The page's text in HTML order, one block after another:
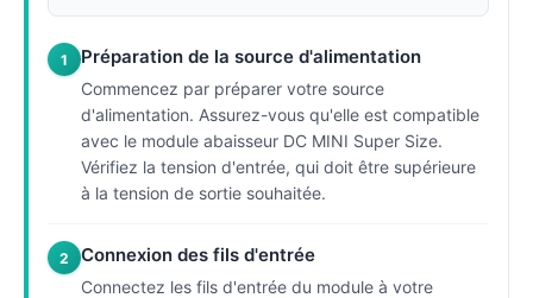
1 Préparation de la source d'alimentation
Commencez par préparer votre source
d'alimentation. Assurez-vous qu'elle est compatible
avec le module abaisseur DC MINI Super Size.
Vérifiez la tension d'entrée, qui doit être supérieure
à la tension de sortie souhaitée.
2 Connexion des fils d'entrée
Connectez les fils d'entrée du module à votre